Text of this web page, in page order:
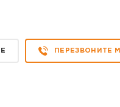
ПЕРЕЗВОНИТЕ